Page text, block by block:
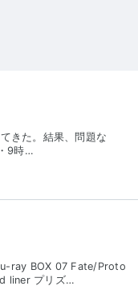
きた。結果、問題な
9時…
ray BOX 07 Fate/Proto
liner プリズ…